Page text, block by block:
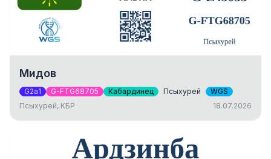
Мидов
G2a1 G-FTG68705 Кабардинец Псыхурей
WGS
Псыхурей, КБР
18.07.2026